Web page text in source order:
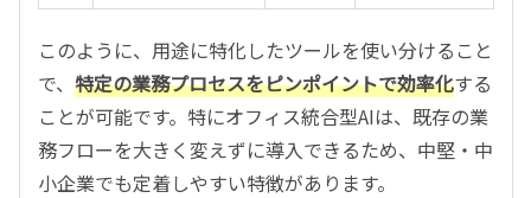
このように、用途に特化したツールを使い分けること
で、 特定の業務プロセスをピンポイントで効率化する
ことが可能です。特にオフィス統合型AIは、既存の業
務フローを大きく変えずに導入できるため、中堅・中
小企業でも定着しやすい特徴があります。